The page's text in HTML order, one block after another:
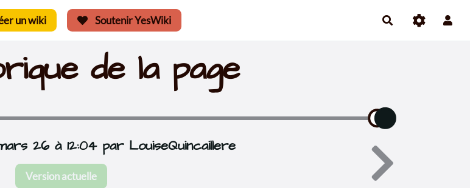
un wiki Soutenir YesWiki
de la page
26 à 12:04 par LouiseQuincaillere
Version actuelle